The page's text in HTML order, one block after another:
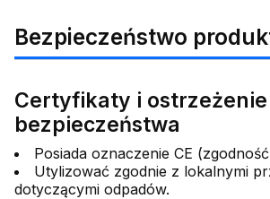
Bezpieczeństwo
Certyfikaty i ostrzeżenie
bezpieczeństwa
Posiada oznaczenie CE
Utylizować zgodnie z lokalnymi
dotyczącymi odpadów.